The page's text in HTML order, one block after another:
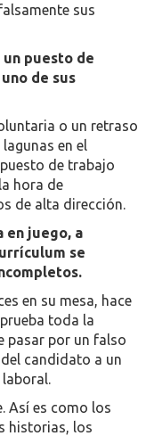
sus
un puesto de
de sus
o un retraso
en el
de trabajo
hora de
de alta dirección.
en juego, a
se
en su mesa, hace
toda la
pasar por un falso
candidato a un
Así es como los
historias, los